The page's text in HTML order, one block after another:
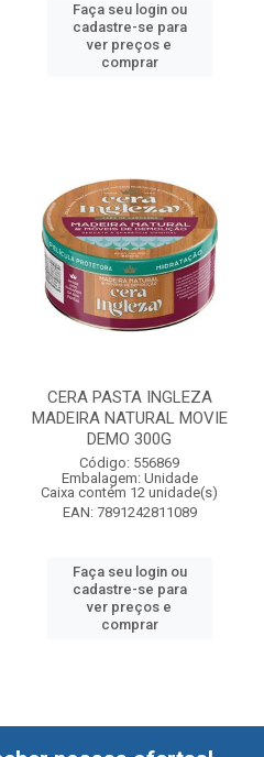
Faça seu login ou
cadastre-se para
ver preços e
comprar
CERA PASTA INGLEZA
MADEIRA NATURAL MOVIE
DEMO 300G
Código: 556869
Embalagem: Unidade
Caixa contém 12 unidade(s)
EAN: 7891242811089
Faça seu login ou
cadastre-se para
ver preços e
comprar